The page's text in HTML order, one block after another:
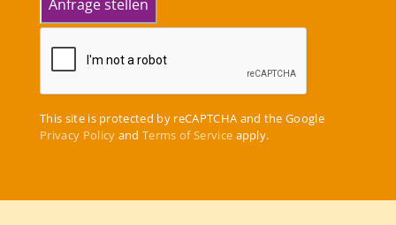
This site is protected by reCAPTCHA and the Google
Privacy Policy andTerms of Service apply.